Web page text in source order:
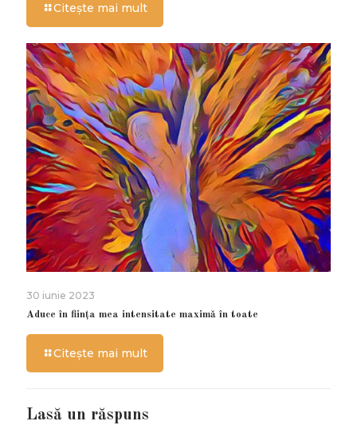
Citește mai mult
30 iunie 2023
Aduce în ființa mea intensitate maximă în toate
Citește mai mult
Lasă un răspuns